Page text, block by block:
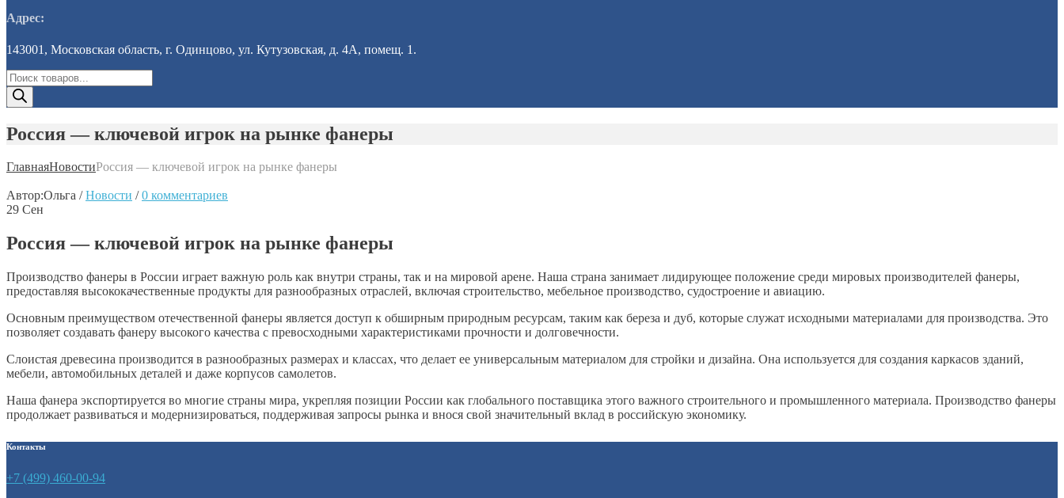
Адрес:
143001, Московская область, г. Одинцово, ул. Кутузовская, д. 4А, помещ. 1.
Поиск
товаров
Россия — ключевой игрок на рынке фанеры
ГлавнаяНовостиРоссия — ключевой игрок на рынке фанеры
Автор:Ольга / Новости / 0 комментариев
29 Сен
Россия — ключевой игрок на рынке фанеры
Производство фанеры в России играет важную роль как внутри страны, так и на мировой арене. Наша страна занимает лидирующее положение среди мировых производителей фанеры,
предоставляя высококачественные продукты для разнообразных отраслей, включая строительство, мебельное производство, судостроение и авиацию.
Основным преимуществом отечественной фанеры является доступ к обширным природным ресурсам, таким как береза и дуб, которые служат исходными материалами для производства. Это
позволяет создавать фанеру высокого качества с превосходными характеристиками прочности и долговечности.
Слоистая древесина производится в разнообразных размерах и классах, что делает ее универсальным материалом для стройки и дизайна. Она используется для создания каркасов зданий,
мебели, автомобильных деталей и даже корпусов самолетов.
Наша фанера экспортируется во многие страны мира, укрепляя позиции России как глобального поставщика этого важного строительного и промышленного материала. Производство фанеры
продолжает развиваться и модернизироваться, поддерживая запросы рынка и внося свой значительный вклад в российскую экономику.
Контакты
+7 (499) 460-00-94